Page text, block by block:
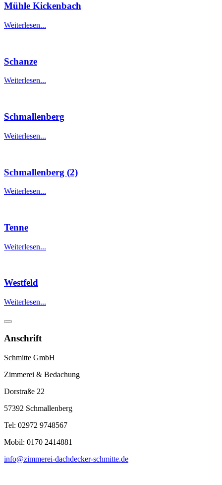
Mühle Kickenbach
Weiterlesen...
Schanze
Weiterlesen...
Schmallenberg
Weiterlesen...
Schmallenberg (2)
Weiterlesen...
Tenne
Weiterlesen...
Westfeld
Weiterlesen...
Anschrift
Schmitte GmbH
Zimmerei & Bedachung
Dorstraße 22
57392 Schmallenberg
Tel: 02972 9748567
Mobil: 0170 2414881